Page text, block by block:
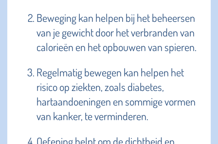
Beweging kan helpen bij het beheersen
van je gewicht door het verbranden van
calorieën en het opbouwen van spieren.
Regelmatig bewegen kan helpen het
risico op ziekten, zoals diabetes,
hartaandoeningen en sommige vormen
van kanker, te verminderen.